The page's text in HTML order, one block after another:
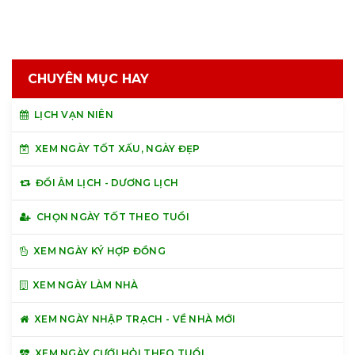
CHUYÊN MỤC HAY
LỊCH VẠN NIÊN
XEM NGÀY TỐT XẤU, NGÀY ĐẸP
ĐỔI ÂM LỊCH - DƯƠNG LỊCH
CHỌN NGÀY TỐT THEO TUỔI
XEM NGÀY KÝ HỢP ĐỒNG
XEM NGÀY LÀM NHÀ
XEM NGÀY NHẬP TRẠCH - VỀ NHÀ MỚI